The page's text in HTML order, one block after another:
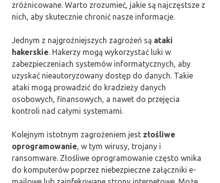
zróżnicowane. Warto zrozumieć, jakie są najczęstsze z
nich, aby skutecznie chronić nasze informacje.
Jednym z najgroźniejszych zagrożeń są ataki
hakerskie. Hakerzy mogą wykorzystać luki w
zabezpieczeniach systemów informatycznych, aby
uzyskać nieautoryzowany dostęp do danych. Takie
ataki mogą prowadzić do kradzieży danych
osobowych, finansowych, a nawet do przejęcia
kontroli nad całymi systemami.
Kolejnym istotnym zagrożeniem jest złośliwe
oprogramowanie, w tym wirusy, trojany i
ransomware. Złośliwe oprogramowanie często wnika
do komputerów poprzez niebezpieczne załączniki e-